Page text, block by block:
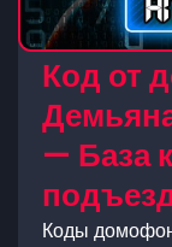
Код от
— База
Коды